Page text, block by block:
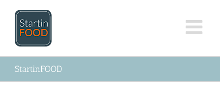
Inhalt
springen
StartinFOOD